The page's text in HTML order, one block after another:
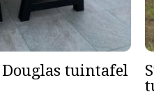
Douglas tuintafel